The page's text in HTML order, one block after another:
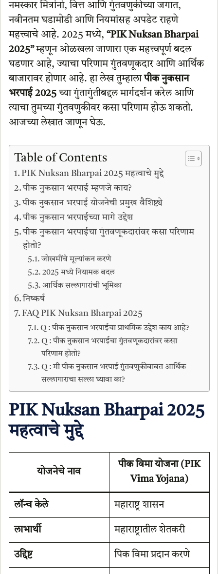
नमस्कार मित्रांनो, वित्त आणि गुंतवणुकीच्या जगात,
नवीनतम घडामोडी आणि नियमांसह अपडेट राहणे
महत्त्वाचे आहे. 2025 मध्ये, “PIK Nuksan Bharpai
2025”म्हणून ओळखला जाणारा एक महत्त्वपूर्ण बदल
घडणार आहे, ज्याचा परिणाम गुंतवणूकदार आणि आर्थिक
बाजारावर होणार आहे. हा लेख तुम्हालापीक नुकसान
भरपाई 2025च्या गुंतागुंतीबद्दल मार्गदर्शन करेल आणि
त्याचा तुमच्या गुंतवणुकीवर कसा परिणाम होऊ शकतो.
आजच्या लेखात जाणून घेऊ.
Table of Contents
PIK Nuksan Bharpai 2025 महत्वाचे मुद्दे
पीक नुकसान भरपाई म्हणजे काय?
पीक नुकसान भरपाई योजनेची प्रमुख वैशिष्ट्ये
पीक नुकसान भरपाईच्या मागे उद्देश
पीक नुकसान भरपाईचा गुंतवणूकदारांवर कसा परिणाम
होतो?
जोखमींचे मूल्यांकन करणे
2025 मध्ये नियामक बदल
आर्थिक सल्लागारांची भूमिका
निष्कर्ष
FAQ PIK Nuksan Bharpai 2025
Q : पीक नुकसान भरपाईचा प्राथमिक उद्देश काय आहे?
Q : पीक नुकसान भरपाईचा गुंतवणूकदारांवर कसा
परिणाम होतो?
Q : मी पीक नुकसान भरपाई गुंतवणुकीबाबत आर्थिक
सल्लागाराचा सल्ला घ्यावा का?
PIK Nuksan Bharpai 2025
महत्वाचे मुद्दे
योजनेचे नाव
पीक विमा योजना (PIK
Vima Yojana)
लॉन्च केले महाराष्ट्र शासन
लाभार्थी महाराष्ट्रातील शेतकरी
उद्दिष्ट पिक विमा प्रदान करणे